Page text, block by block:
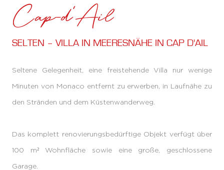
Cap-d'Ail
SELTEN – VILLA IN MEERESNÄHE IN CAP D'AIL
Seltene Gelegenheit, eine freistehende Villa nur wenige
Minuten von Monaco entfernt zu erwerben, in Laufnähe zu
den Stränden und dem Küstenwanderweg.
Das komplett renovierungsbedürftige Objekt verfügt über
100 m² Wohnfläche sowie eine große, geschlossene
Garage.